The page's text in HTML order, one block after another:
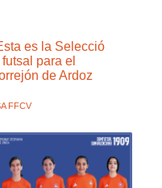
es la Selecció
para el
de Ardoz
FFCV